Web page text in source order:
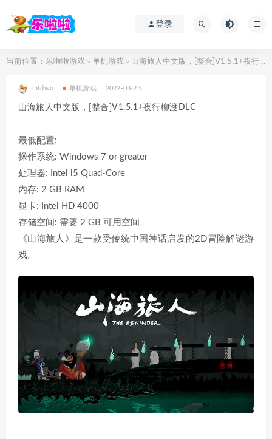
登录
当前位置： 乐啦啦游戏 > 单机游戏 > 山海旅人中文版，[整合]V1.5.1+夜行柳渡DLC
mtdwo 单机游戏 2022-03-23
山海旅人中文版，[整合]V1.5.1+夜行柳渡DLC
最低配置:
操作系统: Windows 7 or greater
处理器: Intel i5 Quad-Core
内存: 2 GB RAM
显卡: Intel HD 4000
存储空间: 需要 2 GB 可用空间
《山海旅人》是一款受传统中国神话启发的2D冒险解谜游
戏。